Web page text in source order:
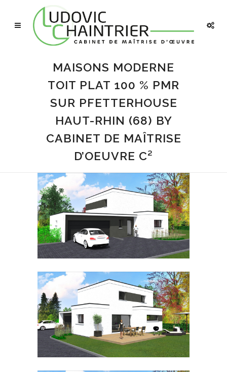
MAISONS MODERNE
TOIT PLAT 100 % PMR
SUR PFETTERHOUSE
HAUT-RHIN (68) BY
CABINET DE MAÎTRISE
D’OEUVRE C²